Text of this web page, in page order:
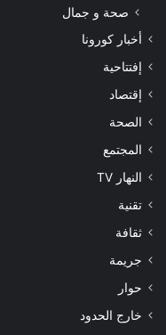
صحة و جمال
أخبار كورونا
إفتتاحية
إقتصاد
الصحة
المجتمع
النهار TV
تقنية
ثقافة
جريمة
حوار
خارج الحدود